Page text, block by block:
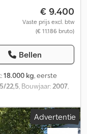
€ 9.400
Vaste prijs excl. btw
(€ 11.186 bruto)
Bellen
18.000 kg, eerste
22,5 , Bouwjaar: 2007
- TÜV geldig
- K80
• 2e as:
met veeraccumulator
Advertentie